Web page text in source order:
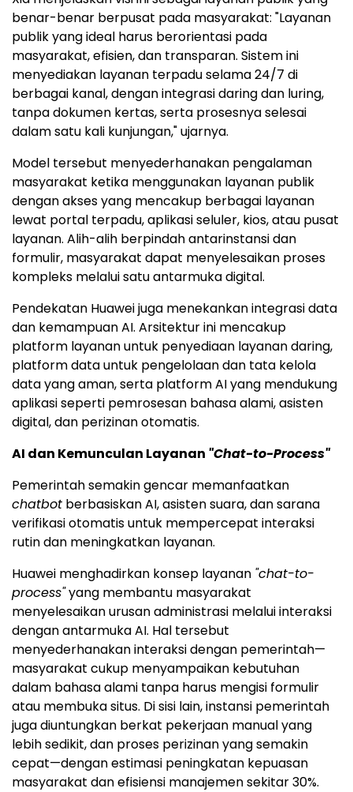
benar-benar berpusat pada masyarakat: "Layanan
publik yang ideal harus berorientasi pada
masyarakat, efisien, dan transparan. Sistem ini
menyediakan layanan terpadu selama 24/7 di
berbagai kanal, dengan integrasi daring dan luring,
tanpa dokumen kertas, serta prosesnya selesai
dalam satu kali kunjungan," ujarnya.
Model tersebut menyederhanakan pengalaman
masyarakat ketika menggunakan layanan publik
dengan akses yang mencakup berbagai layanan
lewat portal terpadu, aplikasi seluler, kios, atau pusat
layanan. Alih-alih berpindah antarinstansi dan
formulir, masyarakat dapat menyelesaikan proses
kompleks melalui satu antarmuka digital.
Pendekatan Huawei juga menekankan integrasi data
dan kemampuan AI. Arsitektur ini mencakup
platform layanan untuk penyediaan layanan daring,
platform data untuk pengelolaan dan tata kelola
data yang aman, serta platform AI yang mendukung
aplikasi seperti pemrosesan bahasa alami, asisten
digital, dan perizinan otomatis.
AI dan Kemunculan Layanan "Chat-to-Process"
Pemerintah semakin gencar memanfaatkan
chatbot berbasiskan AI, asisten suara, dan sarana
verifikasi otomatis untuk mempercepat interaksi
rutin dan meningkatkan layanan.
Huawei menghadirkan konsep layanan "chat-to-
process"yang membantu masyarakat
menyelesaikan urusan administrasi melalui interaksi
dengan antarmuka AI. Hal tersebut
menyederhanakan interaksi dengan pemerintah—
masyarakat cukup menyampaikan kebutuhan
dalam bahasa alami tanpa harus mengisi formulir
atau membuka situs. Di sisi lain, instansi pemerintah
juga diuntungkan berkat pekerjaan manual yang
lebih sedikit, dan proses perizinan yang semakin
cepat—dengan estimasi peningkatan kepuasan
masyarakat dan efisiensi manajemen sekitar 30%.